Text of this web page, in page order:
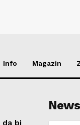
Info Magazin
da bi